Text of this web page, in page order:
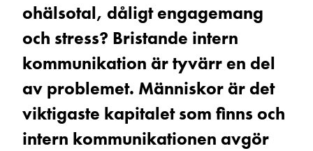
ohälsotal, dåligt engagemang
och stress? Bristande intern
kommunikation är tyvärr en del
av problemet. Människor är det
viktigaste kapitalet som finns och
intern kommunikationen avgör